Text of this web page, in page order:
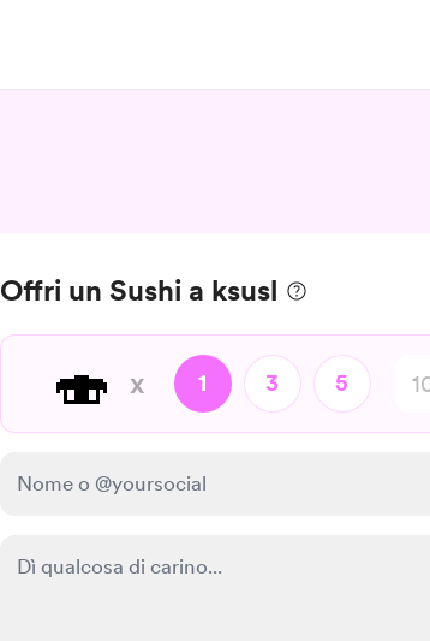
Offri un Sushi a ksusl
🍣 x 1 3 5